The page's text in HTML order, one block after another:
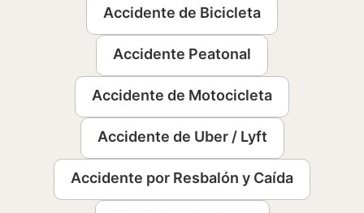
Accidente de Bicicleta
Accidente Peatonal
Accidente de Motocicleta
Accidente de Uber / Lyft
Accidente por Resbalón y Caída